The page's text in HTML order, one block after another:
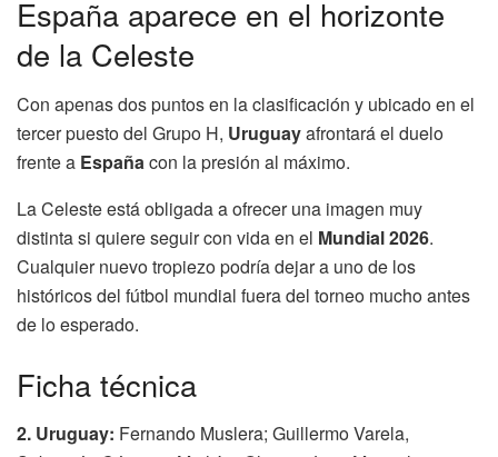
España aparece en el horizonte
de la Celeste
Con apenas dos puntos en la clasificación y ubicado en el
tercer puesto del Grupo H, Uruguayafrontará el duelo
frente a Españacon la presión al máximo.
La Celeste está obligada a ofrecer una imagen muy
distinta si quiere seguir con vida en el Mundial 2026.
Cualquier nuevo tropiezo podría dejar a uno de los
históricos del fútbol mundial fuera del torneo mucho antes
de lo esperado.
Ficha técnica
2. Uruguay: Fernando Muslera; Guillermo Varela,